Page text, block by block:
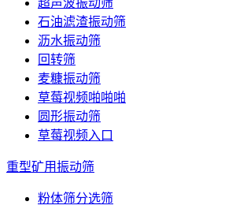
石油滤渣振动筛
沥水振动筛
回转筛
麦糠振动筛
草莓视频啪啪啪
圆形振动筛
草莓视频入口
重型矿用振动筛
粉体筛分选筛